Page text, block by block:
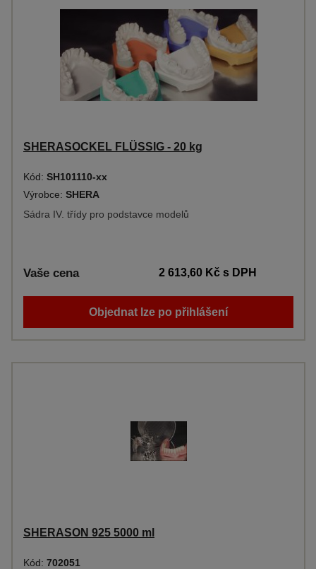
SHERASOCKEL FLÜSSIG - 20 kg
Kód: SH101110-xx
Výrobce: SHERA
Sádra IV. třídy pro podstavce modelů
Vaše cena 2 613,60 Kčs DPH
Objednat lze po přihlášení
SHERASON 925 5000 ml
Kód: 702051